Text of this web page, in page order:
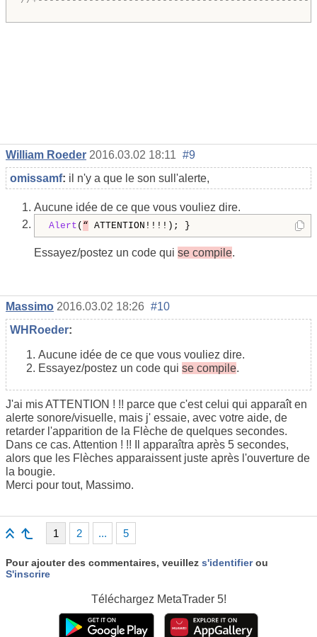
William Roeder 2016.03.02 18:11 #9
omissamf: il n'y a que le son sull'alerte,
Aucune idée de ce que vous vouliez dire.
Alert ( “ ATTENTION!!!!); }
Essayez/postez un code qui se compile.
Massimo 2016.03.02 18:26 #10
WHRoeder:
Aucune idée de ce que vous vouliez dire.
Essayez/postez un code qui se compile.
J'ai misATTENTION ! !! parce que c'estcelui qui apparaît en
alerte sonore/visuelle, mais j' essaie, avec votre aide, de
retarder l'apparition de la Flèche de quelques secondes.
Dans ce cas. Attention ! !! Il apparaîtra après 5 secondes,
alors que les Flèches apparaissent juste après l'ouverture de
la bougie.
Merci pour tout, Massimo.
1 2 ... 5
Pour ajouter des commentaires, veuillez s'identifierou
S'inscrire
Téléchargez MetaTrader 5!